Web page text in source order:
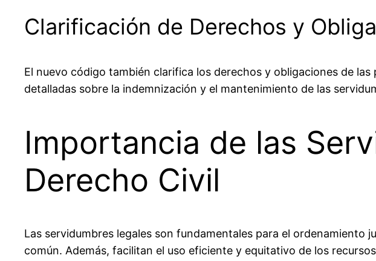
Clarificación de Derechos y
El nuevo código también clarifica los derechos y obligaciones de
detalladas sobre la indemnización y el mantenimiento de las
Importancia de las
Derecho Civil
Las servidumbres legales son fundamentales para el ordenamiento
común. Además, facilitan el uso eficiente y equitativo de los